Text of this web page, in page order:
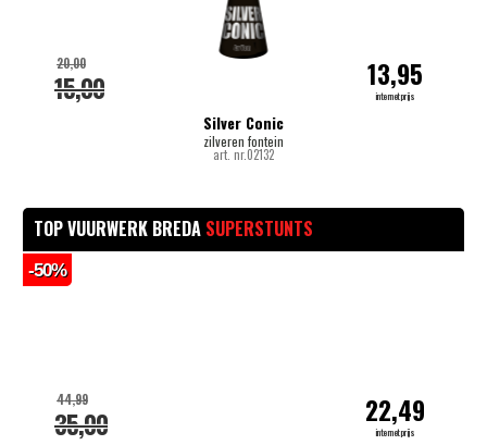
Silver Conic
zilveren fontein
art. nr.02132
15,00
20,00 13,95
internetprijs
TOP VUURWERK BREDA SUPERSTUNTS
35,00
44,99 22,49
internetprijs
-50%